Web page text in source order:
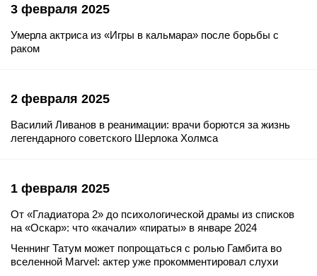
3 февраля 2025
Умерла актриса из «Игры в кальмара» после борьбы с
раком
2 февраля 2025
Василий Ливанов в реанимации: врачи борются за жизнь
легендарного советского Шерлока Холмса
1 февраля 2025
От «Гладиатора 2» до психологической драмы из списков
на «Оскар»: что «качали» «пираты» в январе 2024
Ченнинг Татум может попрощаться с ролью Гамбита во
вселенной Marvel: актер уже прокомментировал слухи